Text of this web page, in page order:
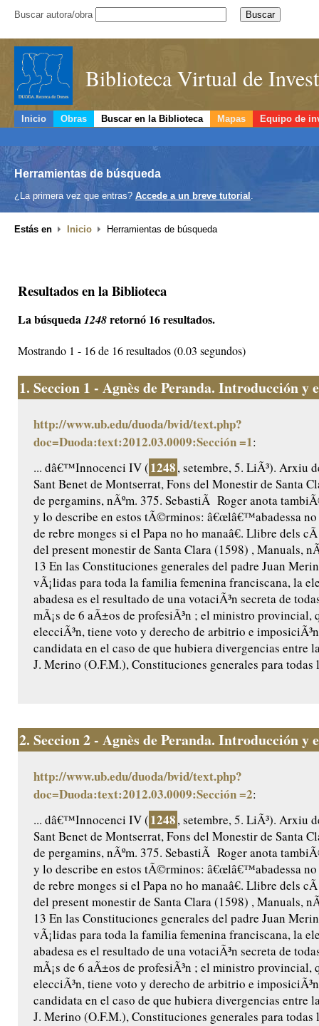
Buscar autora/obra
Biblioteca Virtual de
Inicio Obras Buscar en la Biblioteca Mapas Equipo de
Herramientas de búsqueda
¿La primera vez que entras? Accede a un breve tutorial .
Estás en Inicio Herramientas de búsqueda
Resultados en la Biblioteca
La búsqueda1248retornó 16 resultados.
Mostrando 1 - 16 de 16 resultados (0.03 segundos)
1. Seccion 1 - Agnès de Peranda. Introducción y
http://www.ub.edu/duoda/bvid/text.php?
doc=Duoda:text:2012.03.0009:Sección =1:
... dâ€™Innocenci IV (1248, setembre, 5. LiÃ³). Arxiu
Sant Benet de Montserrat, Fons del Monestir de Santa
de pergamins, nÃºm. 375. SebastiÃ Roger anota
y lo describe en estos tÃ©rminos: â€œlâ€™abadessa
de rebre monges si el Papa no ho manaâ€. Llibre dels
del present monestir de Santa Clara (1598) , Manuals,
13 En las Constituciones generales del padre Juan
vÃ¡lidas para toda la familia femenina franciscana, la
abadesa es el resultado de una votaciÃ³n secreta de
mÃ¡s de 6 aÃ±os de profesiÃ³n ; el ministro provincial,
elecciÃ³n, tiene voto y derecho de arbitrio e
candidata en el caso de que hubiera divergencias entre
J. Merino (O.F.M.), Constituciones generales para todas
2. Seccion 2 - Agnès de Peranda. Introducción y
http://www.ub.edu/duoda/bvid/text.php?
doc=Duoda:text:2012.03.0009:Sección =2:
... dâ€™Innocenci IV (1248, setembre, 5. LiÃ³). Arxiu
Sant Benet de Montserrat, Fons del Monestir de Santa
de pergamins, nÃºm. 375. SebastiÃ Roger anota
y lo describe en estos tÃ©rminos: â€œlâ€™abadessa
de rebre monges si el Papa no ho manaâ€. Llibre dels
del present monestir de Santa Clara (1598) , Manuals,
13 En las Constituciones generales del padre Juan
vÃ¡lidas para toda la familia femenina franciscana, la
abadesa es el resultado de una votaciÃ³n secreta de
mÃ¡s de 6 aÃ±os de profesiÃ³n ; el ministro provincial,
elecciÃ³n, tiene voto y derecho de arbitrio e
candidata en el caso de que hubiera divergencias entre
J. Merino (O.F.M.), Constituciones generales para todas